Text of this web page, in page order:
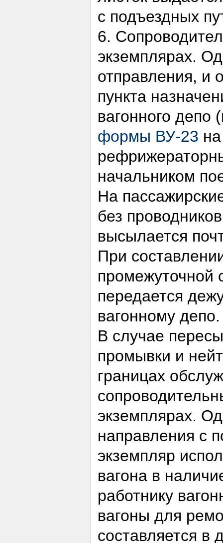
с подъездных
6.
экземплярах.
отправления, и
пункта
вагонного
формы ВУ-23
начальником
На
без
высылается
При
промежуточной
передается
вагонному депо.
В случае
промывки и
границах
экземплярах.
направления с
экземпляр
вагона в
работнику
вагоны для
составляется в